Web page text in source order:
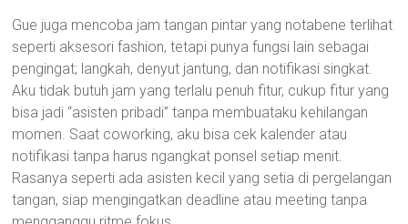
Gue juga mencoba jam tangan pintar yang notabene terlihat
seperti aksesori fashion, tetapi punya fungsi lain sebagai
pengingat; langkah, denyut jantung, dan notifikasi singkat.
Aku tidak butuh jam yang terlalu penuh fitur, cukup fitur yang
bisa jadi “asisten pribadi” tanpa membuataku kehilangan
momen. Saat coworking, aku bisa cek kalender atau
notifikasi tanpa harus ngangkat ponsel setiap menit.
Rasanya seperti ada asisten kecil yang setia di pergelangan
tangan, siap mengingatkan deadline atau meeting tanpa